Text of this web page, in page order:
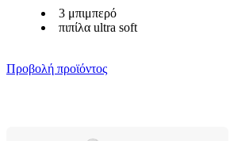
3 μπιμπερό
πιπίλα ultra soft
Προβολή προϊόντος